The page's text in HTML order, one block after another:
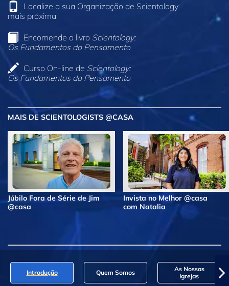
Localize a sua Organização de Scientology
mais próxima
Encomende o livro Scientology:
Os Fundamentos do Pensamento
Curso On‑line de Scientology:
Os Fundamentos do Pensamento
MAIS DE SCIENTOLOGISTS @CASA
Júbilo Fora de Série de Jim
@casa
Invista no Melhor @casa
com Natalia
Introdução Quem Somos
As Nossas
Igrejas